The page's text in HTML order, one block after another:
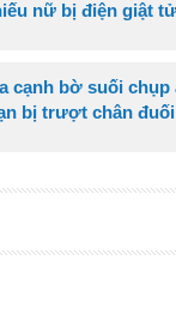
nữ bị điện giật
cạnh bờ suối chụp
bị trượt chân